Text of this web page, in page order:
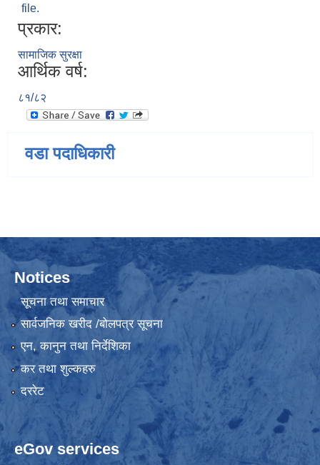
file.
प्रकार:
सामाजिक सुरक्षा
आर्थिक वर्ष:
८१/८२
वडा पदाधिकारी
Notices
सूचना तथा समाचार
सार्वजनिक खरीद /बोलपत्र सूचना
एन, कानुन तथा निर्देशिका
कर तथा शुल्कहरु
दररेट
eGov services